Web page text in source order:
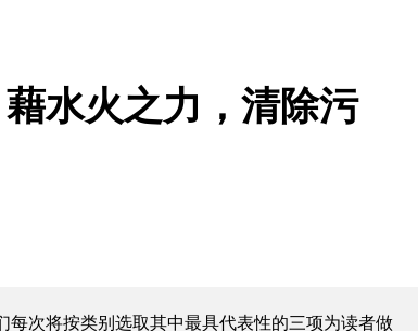
水火之力，清除污
每次将按类别选取其中最具代表性的三项为读者做